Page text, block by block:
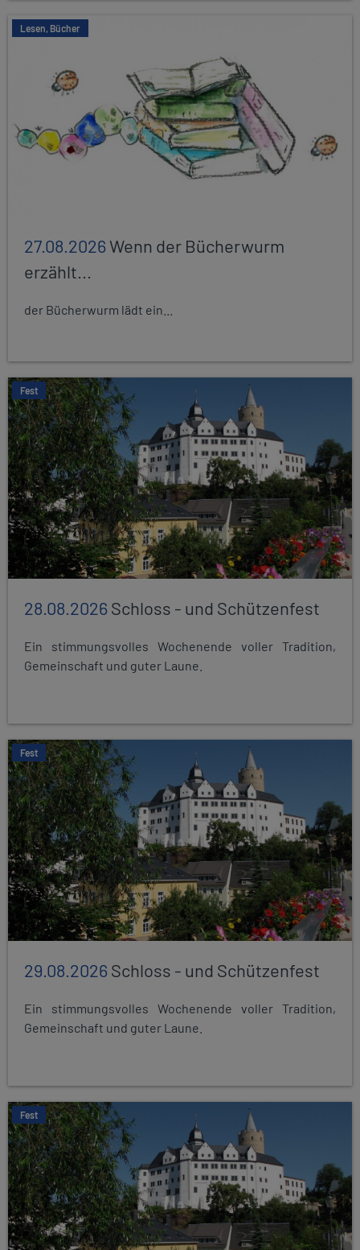
Lesen, Bücher
27.08.2026Wenn der Bücherwurm
erzählt...
der Bücherwurm lädt ein...
Fest
28.08.2026Schloss - und Schützenfest
Ein stimmungsvolles Wochenende voller Tradition,
Gemeinschaft und guter Laune.
Fest
29.08.2026Schloss - und Schützenfest
Ein stimmungsvolles Wochenende voller Tradition,
Gemeinschaft und guter Laune.
Fest